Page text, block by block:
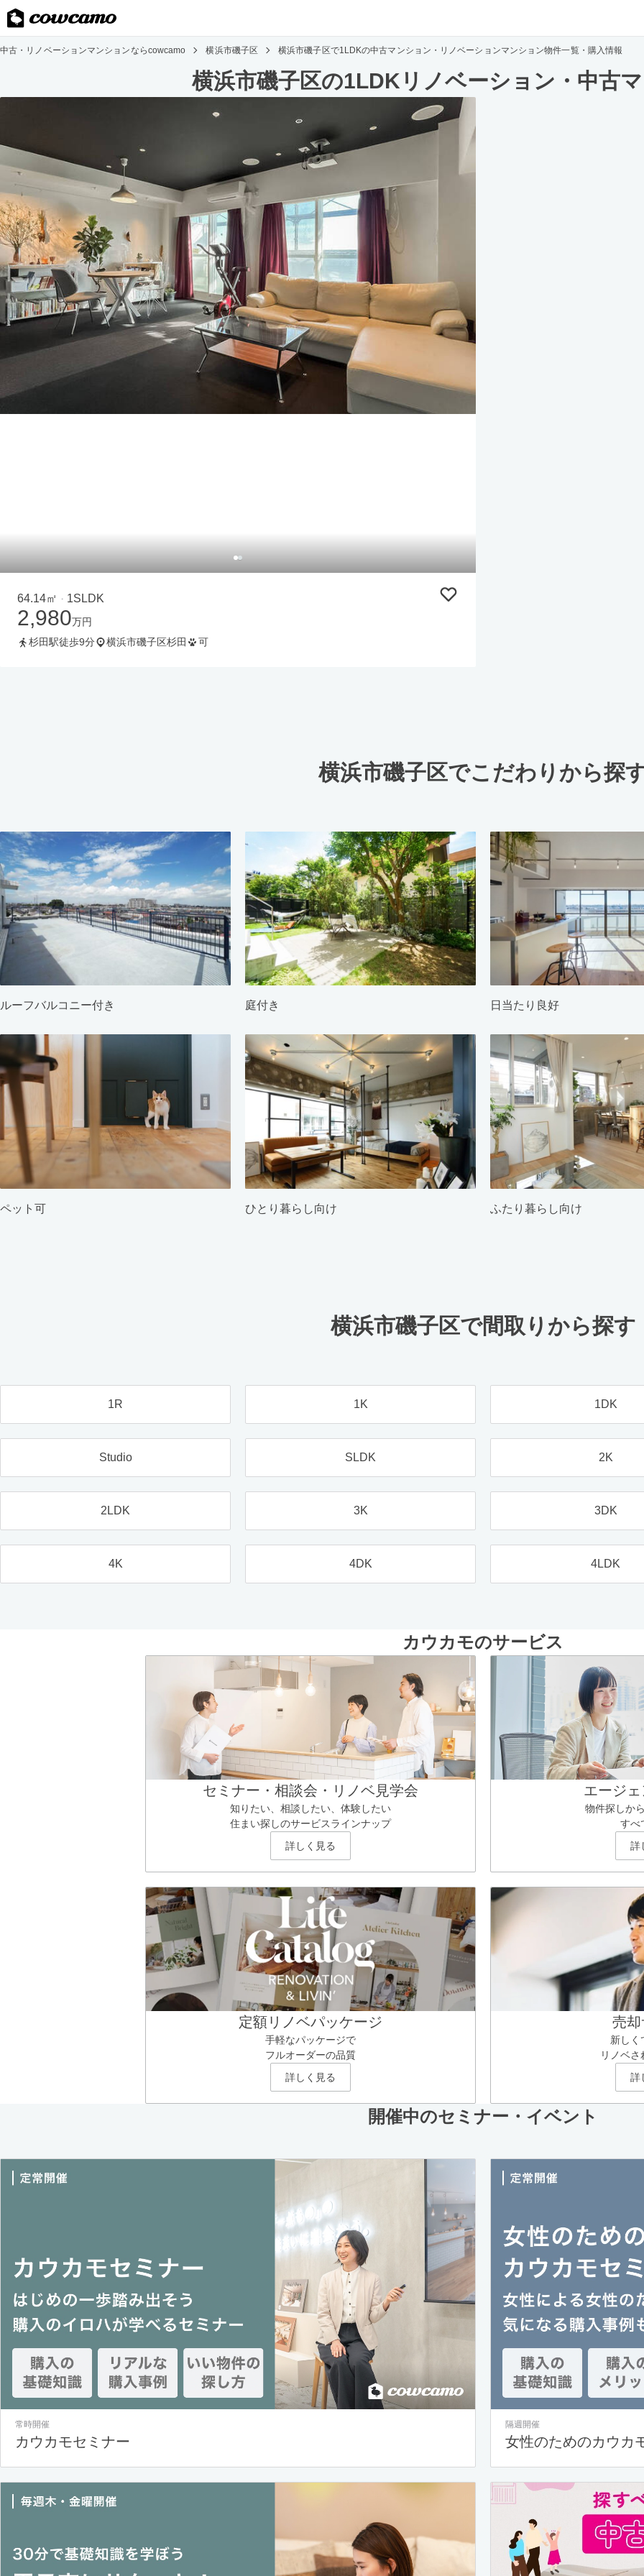
中古・リノベーションマンションならcowcamo 横浜市磯子区 横浜市磯子区で1LDKの中古マンション・リノベーションマンション物件一覧・購入情報
横浜市磯子区の1LDKリノベーション・中古
64.14㎡ ・ 1SLDK
2,980万円
杉田駅徒歩9分
横浜市磯子区杉田 可
横浜市磯子区でこだわりから探
ルーフバルコニー付き 庭付き 日当たり良好
ペット可 ひとり暮らし向け ふたり暮らし向け
横浜市磯子区で間取りから探す
1R 1K 1DK
Studio SLDK 2K
2LDK 3K 3DK
4K 4DK 4LDK
カウカモのサービス
セミナー・相談会・リノベ見学会
知りたい、相談したい、体験したい
住まい探しのサービスラインナップ
詳しく見る
エージ
物件探しか
すべ
詳
定額リノベパッケージ
手軽なパッケージで
フルオーダーの品質
詳しく見る
売
新しく
リノベ
詳
開催中のセミナー・イベント
常時開催
カウカモセミナー
隔週開催
女性のためのカウカ